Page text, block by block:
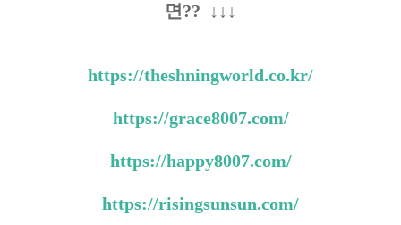
면?? ↓↓↓
https://theshningworld.co.kr/
https://grace8007.com/
https://happy8007.com/
https://risingsunsun.com/